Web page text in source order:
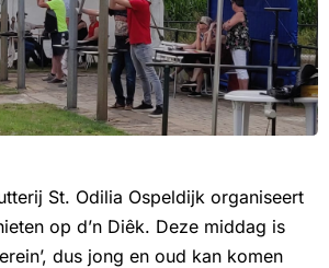
St. Odilia Ospeldijk organiseert
op d’n Diêk. Deze middag is
dus jong en oud kan komen